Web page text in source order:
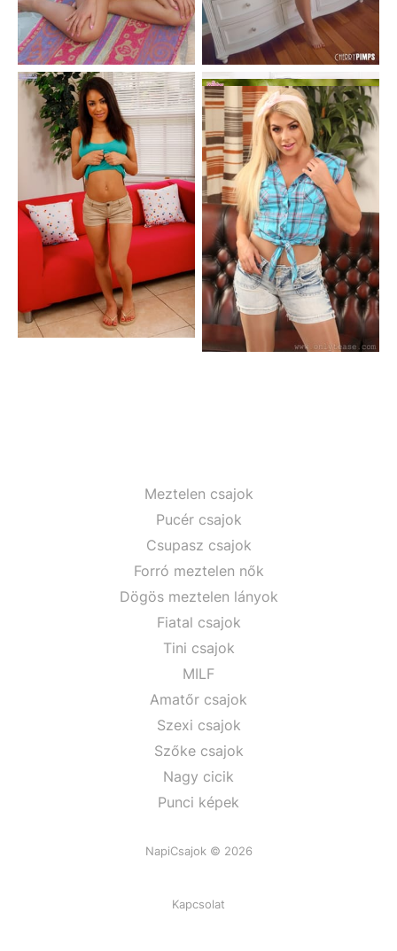
Meztelen csajok
Pucér csajok
Csupasz csajok
Forró meztelen nők
Dögös meztelen lányok
Fiatal csajok
Tini csajok
MILF
Amatőr csajok
Szexi csajok
Szőke csajok
Nagy cicik
Punci képek
NapiCsajok © 2026
Kapcsolat